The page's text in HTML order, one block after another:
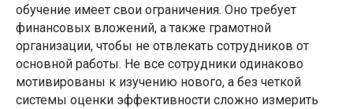
обучение имеет свои ограничения. Оно требует
финансовых вложений, а также грамотной
организации, чтобы не отвлекать сотрудников от
основной работы. Не все сотрудники одинаково
мотивированы к изучению нового, а без четкой
системы оценки эффективности сложно измерить